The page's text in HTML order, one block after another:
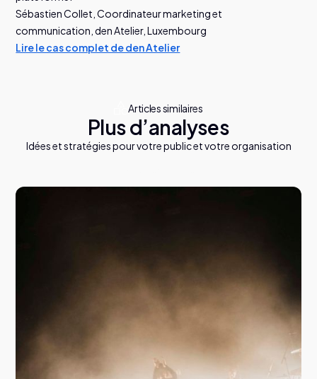
Sébastien Collet, Coordinateur marketing et
communication, den Atelier, Luxembourg
Lire le cas complet de den Atelier
Articles similaires
Plus d’analyses
Idées et stratégies pour votre public et votre organisation